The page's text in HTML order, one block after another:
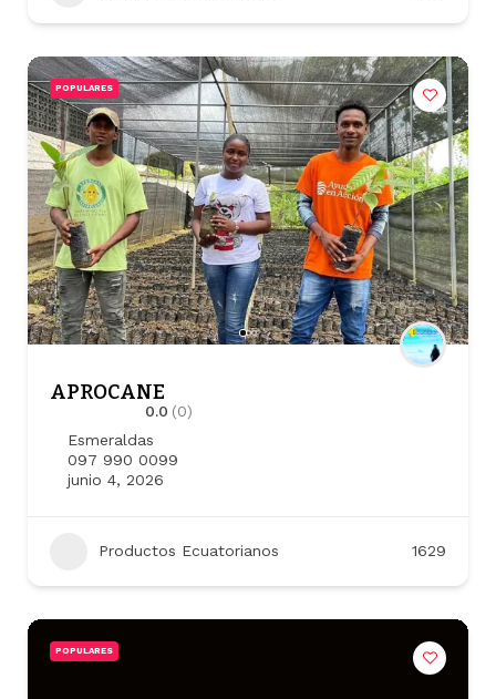
POPULARES
APROCANE
0.0 (0)
Esmeraldas
097 990 0099
junio 4, 2026
Productos Ecuatorianos 1629
POPULARES